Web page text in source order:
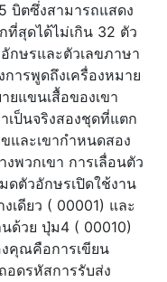
บิตซึ่งสามารถแสดง
สุดได้ไม่เกิน 32 ตัว
กษรและตัวเลขภาษา
ารพูดถึงเครื่องหมาย
ยแขนเสื้อของเขา
เป็นจริงสองชุดที่แตก
และเขากำหนดสอง
พวกเขา การเลื่อนตัว
ดตัวอักษรเปิดใช้งาน
เดียว ( 00001) และ
นด้วย ปุ่ม4 ( 00010)
คุณคือการเขียน
ดรหัสการรับส่ง